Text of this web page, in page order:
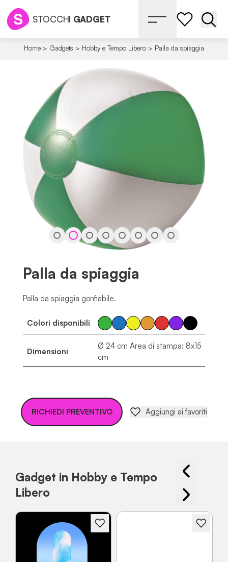
STOCCHI GADGET
Home > Gadgets > Hobby e Tempo Libero > Palla da spiaggia
Palla da spiaggia
Palla da spiaggia gonfiabile.
Colori disponibili
Dimensioni
Ø 24 cm Area di stampa: 8x15
cm
RICHIEDI PREVENTIVO Aggiungi ai favoriti
Gadget in Hobby e Tempo
Libero